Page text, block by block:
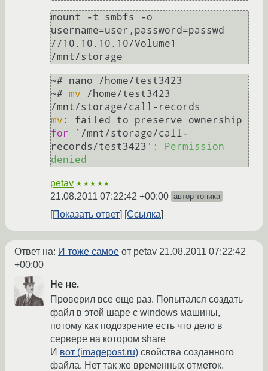
mount -t smbfs -o
username=user,password=passwd
//10.10.10.10/Volume1
~# nano /home/test3423
~# mv /home/test3423
mv
for
`/mnt/storage/call-
records/test3423 ': Permission
petav ★★★★★
21.08.2011 07:22:42 +00:00 автор топика
Показать ответ Ссылка
Ответ на: И тоже самое от petav 21.08.2011 07:22:42
+00:00
Не не.
Проверил все еще раз. Попытался создать
файл в этой шаре с windows машины,
потому как подозрение есть что дело в
сервере на котором share
И вот (imagepost.ru) свойства созданного
файла. Нет так же временных отметок.